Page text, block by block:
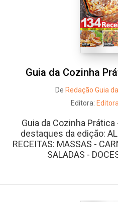
Guia da Cozinha
De Redação Guia
Editora:
Guia da Cozinha
destaques da edição:
RECEITAS: MASSAS -
SALADAS -